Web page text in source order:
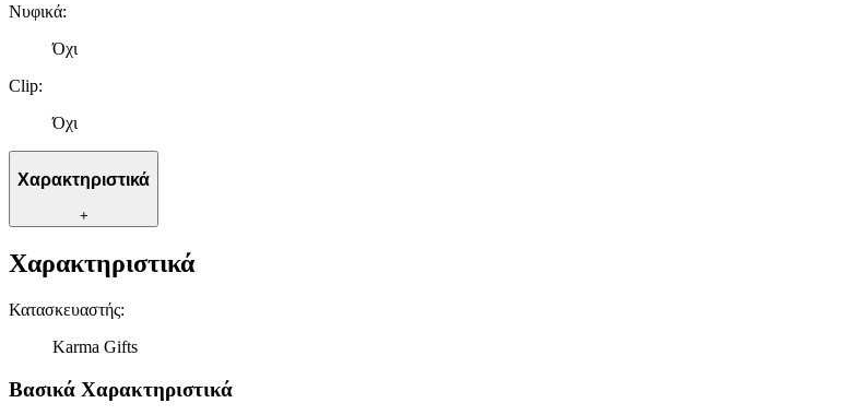
Νυφικά:
Όχι
Clip:
Όχι
Χαρακτηριστικά
+
Χαρακτηριστικά
Κατασκευαστής:
Karma Gifts
Βασικά Χαρακτηριστικά